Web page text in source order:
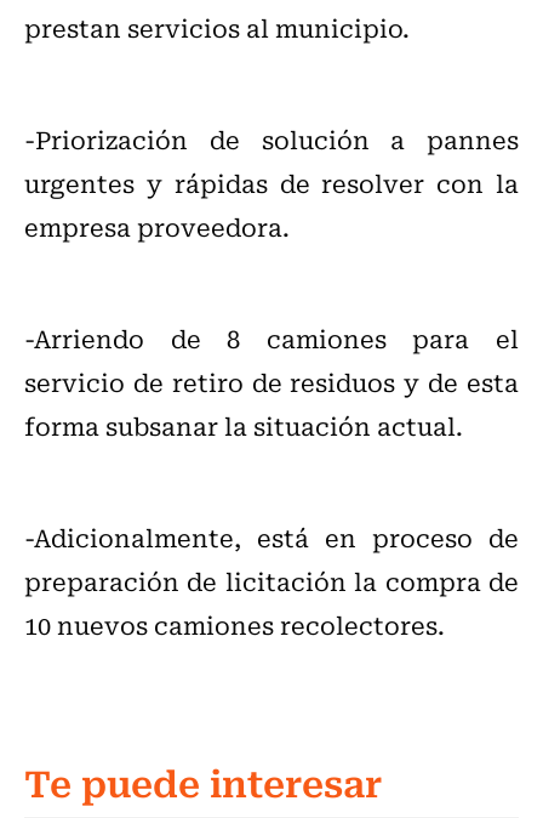
prestan servicios al municipio.
-Priorización de solución a pannes
urgentes y rápidas de resolver con la
empresa proveedora.
-Arriendo de 8 camiones para el
servicio de retiro de residuos y de esta
forma subsanar la situación actual.
-Adicionalmente, está en proceso de
preparación de licitación la compra de
10 nuevos camiones recolectores.
Te puede interesar